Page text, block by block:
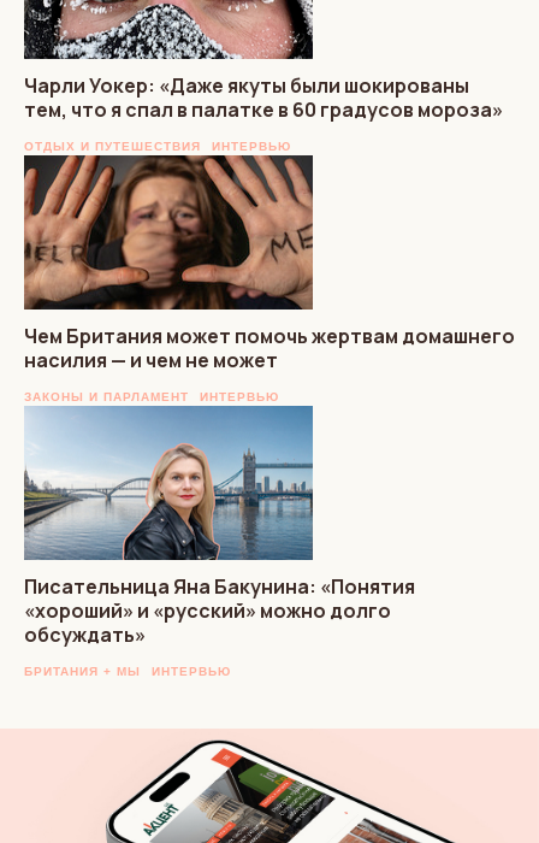
Чарли Уокер: «Даже якуты были шокированы
тем, что я спал в палатке в 60 градусов мороза»
ОТДЫХ И ПУТЕШЕСТВИЯ ИНТЕРВЬЮ
Чем Британия может помочь жертвам домашнего
насилия — и чем не может
ЗАКОНЫ И ПАРЛАМЕНТ ИНТЕРВЬЮ
Писательница Яна Бакунина: «Понятия
«хороший» и «русский» можно долго
обсуждать»
БРИТАНИЯ + МЫ ИНТЕРВЬЮ